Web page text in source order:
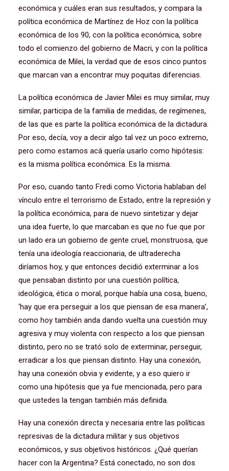
económica y cuáles eran sus resultados, y compara la
política económica de Martínez de Hoz con la política
económica de los 90, con la política económica, sobre
todo el comienzo del gobierno de Macri, y con la política
económica de Milei, la verdad que de esos cinco puntos
que marcan van a encontrar muy poquitas diferencias.
La política económica de Javier Milei es muy similar, muy
similar, participa de la familia de medidas, de regímenes,
de las que es parte la política económica de la dictadura.
Por eso, decía, voy a decir algo tal vez un poco extremo,
pero como estamos acá quería usarlo como hipótesis:
es la misma política económica. Es la misma.
Por eso, cuando tanto Fredi como Victoria hablaban del
vínculo entre el terrorismo de Estado, entre la represión y
la política económica, para de nuevo sintetizar y dejar
una idea fuerte, lo que marcaban es que no fue que por
un lado era un gobierno de gente cruel, monstruosa, que
tenía una ideología reaccionaria, de ultraderecha
diríamos hoy, y que entonces decidió exterminar a los
que pensaban distinto por una cuestión política,
ideológica, ética o moral, porque había una cosa, bueno,
‘hay que era perseguir a los que piensan de esa manera’,
como hoy también anda dando vuelta una cuestión muy
agresiva y muy violenta con respecto a los que piensan
distinto, pero no se trató solo de exterminar, perseguir,
erradicar a los que piensan distinto. Hay una conexión,
hay una conexión obvia y evidente, y a eso quiero ir
como una hipótesis que ya fue mencionada, pero para
que ustedes la tengan también más definida.
Hay una conexión directa y necesaria entre las políticas
represivas de la dictadura militar y sus objetivos
económicos, y sus objetivos históricos. ¿Qué querían
hacer con la Argentina? Está conectado, no son dos